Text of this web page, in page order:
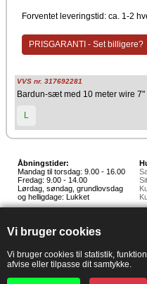
Vi bruger cookies
Vi bruger cookies til statistik,
afvise eller tilpasse dit samtykke.
Forventet leveringstid: ca. 1-2
PRISGARANTI - Set billigere?
VVS nr. 317692281
Bardun-sæt med 10 meter wire 7"
L
Åbningstider:
Mandag til torsdag: 9.00 - 16.00
Fredag: 9.00 - 14.00
Lørdag, søndag, grundlovsdag
og helligdage: Lukket
Hunnerupvej 3, 6920 Videbæk
E-mail:salg@hedestoker.dk
PA: